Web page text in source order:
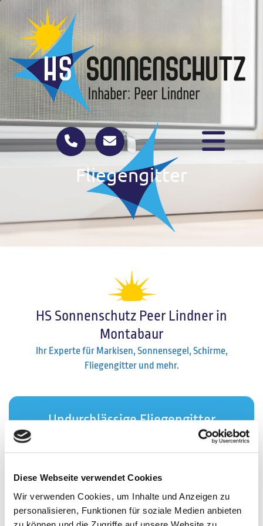
Diese Webseite verwendet Cookies
Wir verwenden Cookies, um Inhalte und Anzeigen zu
personalisieren, Funktionen für soziale Medien anbieten
Fliegengitter
HS Sonnenschutz Peer Lindner in
Montabaur
Ihr Experte für Markisen, Sonnensegel, Schirme,
Fliegengitter und mehr.
Undurchlässige Fliegengitter
Der ideale Schutz vor lästigen Insekten.
Schützen Sie Ihr Zuhause effektiv vor
unerwünschten Eindringlingen wie Fliegen und